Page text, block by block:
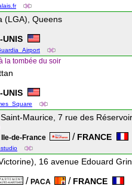
(LGA), Queens
UNIS
la tombée du soir
UNIS
Maurice, 7 rue des
Ile-de-France / FRANCE
16 avenue Edouard
/ PACA / FRANCE